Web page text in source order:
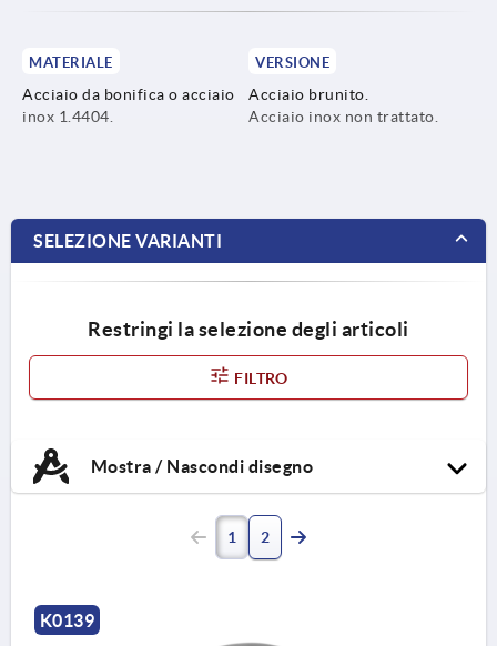
MATERIALE
Acciaio da bonifica o acciaio
inox 1.4404.
VERSIONE
Acciaio brunito.
Acciaio inox non trattato.
SELEZIONE VARIANTI
Restringi la selezione degli articoli
FILTRO
Mostra / Nascondi disegno
1 2
K0139